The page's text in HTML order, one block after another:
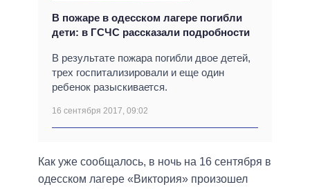
В пожаре в одесском лагере погибли
дети: в ГСЧС рассказали подробности
В результате пожара погибли двое детей,
трех госпитализировали и еще один
ребенок разыскивается.
16 сентября 2017, 09:02
Как уже сообщалось, в ночь на 16 сентября в
одесском лагере «Виктория» произошел